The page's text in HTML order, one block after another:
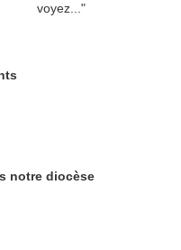
notre diocèse